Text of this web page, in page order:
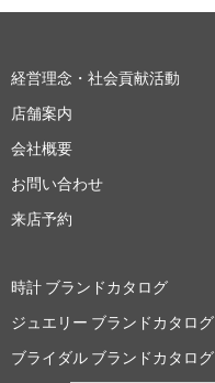
経営理念・社会貢献活動
店舗案内
会社概要
お問い合わせ
来店予約
時計 ブランドカタログ
ジュエリー ブランドカタログ
ブライダル ブランドカタログ